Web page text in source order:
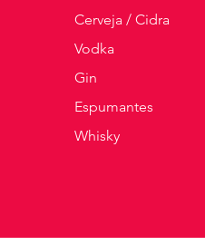
Cerveja / Cidra
Vodka
Gin
Espumantes
Whisky